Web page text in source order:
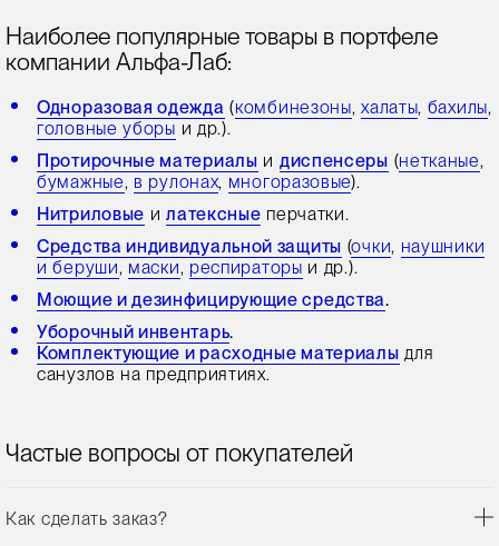
Наиболее популярные товары в портфеле
компании Альфа-Лаб:
Одноразовая одежда (комбинезоны,халаты, бахилы,
головные уборы и др.).
Протирочные материалы и диспенсеры (нетканые,
бумажные, в рулонах, многоразовые).
Нитриловые илатексные перчатки.
Средства индивидуальной защиты (очки, наушники
и беруши, маски, респираторы и др.).
Моющие и дезинфицирующие средства.
Уборочный инвентарь.
Комплектующие и расходные материалы для
санузлов на предприятиях.
Частые вопросы от покупателей
Как сделать заказ?